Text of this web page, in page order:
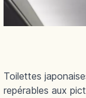
Toilettes
repérables aux